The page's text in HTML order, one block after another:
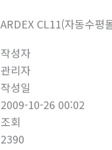
ARDEX CL11(자동수평
작성자
관리자
작성일
2009-10-26 00:02
조회
2390